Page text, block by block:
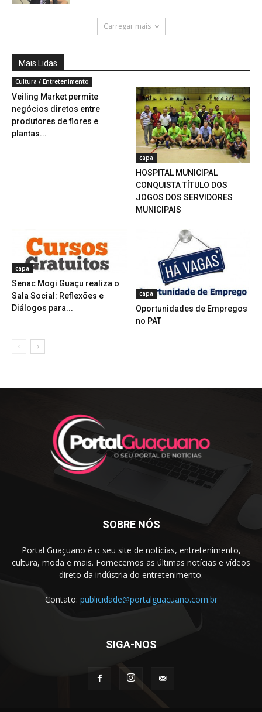
Carregar mais
Mais Lidas
Cultura / Entretenimento
Veiling Market permite
negócios diretos entre
produtores de flores e
plantas...
capa
HOSPITAL MUNICIPAL
CONQUISTA TÍTULO DOS
JOGOS DOS SERVIDORES
MUNICIPAIS
capa
Senac Mogi Guaçu realiza o
Sala Social: Reflexões e
Diálogos para...
capa
Oportunidades de Empregos
no PAT
SOBRE NÓS
Portal Guaçuano é o seu site de notícias, entretenimento,
cultura, moda e mais. Fornecemos as últimas notícias e vídeos
direto da indústria do entretenimento.
Contato: publicidade@portalguacuano.com.br
SIGA-NOS